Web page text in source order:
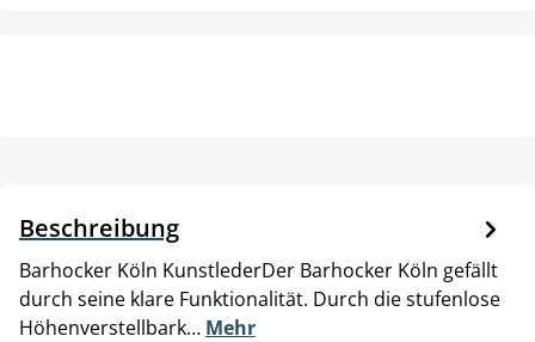
Beschreibung
Barhocker Köln KunstlederDer Barhocker Köln gefällt
durch seine klare Funktionalität. Durch die stufenlose
Höhenverstellbark… Mehr